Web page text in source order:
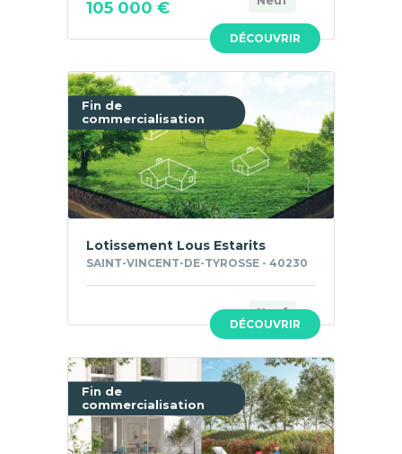
DÉCOUVRIR
105 000 €
Fin de
commercialisation
DÉCOUVRIR
Lotissement Lous Estarits
SAINT-VINCENT-DE-TYROSSE - 40230
Neuf
Fin de
commercialisation